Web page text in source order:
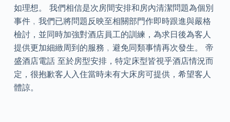
如理想。 我們相信是次房間安排和房內清潔問題為個別
事件﹐我們已將問題反映至相關部門作即時跟進與嚴格
檢討，並同時加強對酒店員工的訓練，為求日後為客人
提供更加細緻周到的服務﹐避免同類事情再次發生。 帝
盛酒店電話 至於房型安排，特定床型皆視乎酒店情況而
定，很抱歉客人入住當時未有大床房可提供，希望客人
體諒。